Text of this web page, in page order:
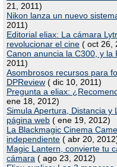
21, 2011)
Nikon lanza un nuevo
2011)
Editorial eliax: La cámara
revolucionar el cine ( oct 26,
Canon anuncia la C300, y la
2011)
Asombrosos recursos para
DPReview ( dic 10, 2011)
Pregunta a eliax:
ene 18, 2012)
Simula Apertura, Distancia y
página web ( ene 19, 2012)
La Blackmagic Cinema
independiente ( abr 20,
Magic Lantern, convierte tu
cámara ( ago 23, 2012)